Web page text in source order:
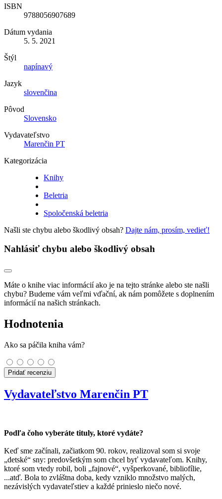
ISBN
9788056907689
Dátum vydania
5. 5. 2021
Štýl
napínavý
Jazyk
slovenčina
Pôvod
Slovensko
Vydavateľstvo
Marenčin PT
Kategorizácia
Knihy
Beletria
Spoločenská beletria
Našli ste chybu alebo škodlivý obsah? Dajte nám, prosím, vedieť!
Nahlásiť chybu alebo škodlivý obsah
Máte o knihe viac informácií ako je na tejto stránke alebo ste našli
chybu? Budeme vám veľmi vďační, ak nám pomôžete s doplnením
informácií na našich stránkach.
Hodnotenia
Ako sa páčila kniha vám?
Pridať recenziu
Vydavateľstvo Marenčin PT
Podľa čoho vyberáte tituly, ktoré vydáte?
Keď sme začínali, začiatkom 90. rokov, realizoval som si svoje
„detské“ sny: predovšetkým som chcel byť vydavateľom. Knihy,
ktoré som vtedy robil, boli „fajnové“, vyšperkované, bibliofílie,
...atď. Bola to zvláštna doba, kedy vzniklo množstvo malých,
nezávislých vydavateľstiev a každé prinieslo niečo nové.